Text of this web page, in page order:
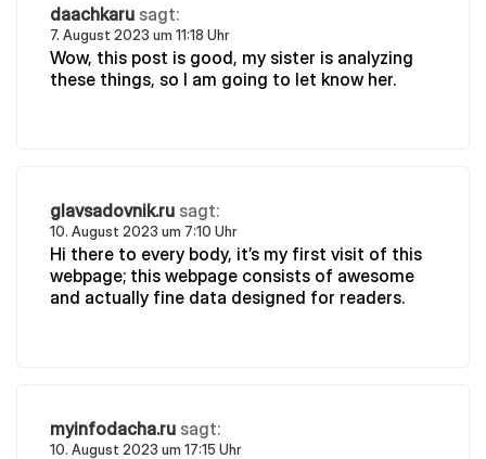
daachkaru sagt:
7. August 2023 um 11:18 Uhr
Wow, this post is good, my sister is analyzing
these things, so I am going to let know her.
glavsadovnik.ru sagt:
10. August 2023 um 7:10 Uhr
Hi there to every body, it’s my first visit of this
webpage; this webpage consists of awesome
and actually fine data designed for readers.
myinfodacha.ru sagt:
10. August 2023 um 17:15 Uhr